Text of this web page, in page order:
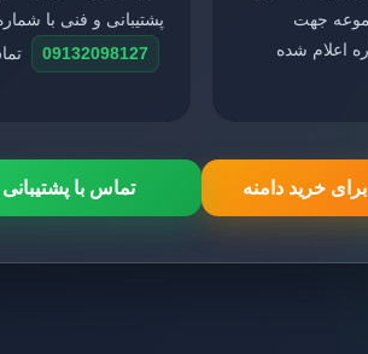
جهت
اعلام شده
پشتیبانی و فنی با
09132098127
خرید دامنه تماس با پشتیبانی